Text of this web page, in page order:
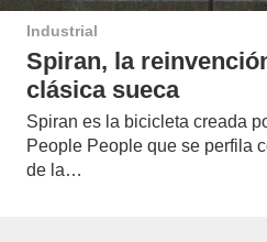
Industrial
Spiran, la
clásica sueca
Spiran es la bicicleta creada
People People que se perfila
de la…